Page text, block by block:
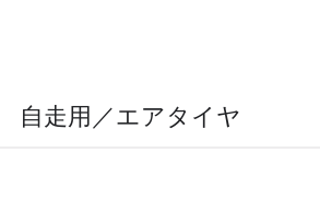
自走用／エアタイヤ